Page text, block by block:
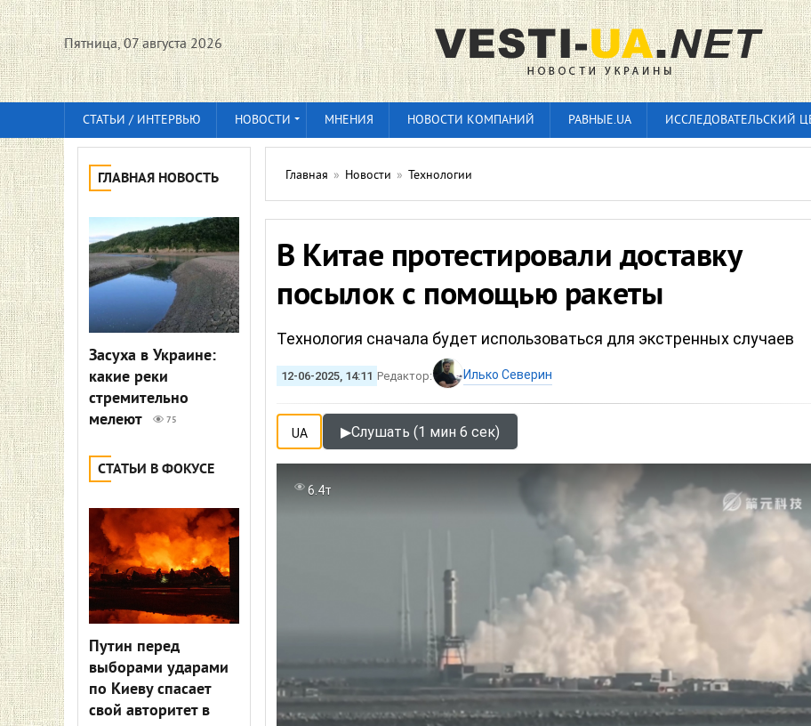
Пятница, 07 августа 2026
СТАТЬИ / ИНТЕРВЬЮ НОВОСТИ МНЕНИЯ НОВОСТИ КОМПАНИЙ РАВНЫЕ.UA ИССЛЕДОВАТЕЛЬСКИЙ
ГЛАВНАЯ НОВОСТЬ
Засуха в Украине:
какие реки
стремительно
мелеют
75
СТАТЬИ В ФОКУСЕ
Путин перед
выборами ударами
по Киеву спасает
свой авторитет в
Главная » Новости » Технологии
В Китае протестировали доставку
посылок с помощью ракеты
Технология сначала будет использоваться для экстренных случаев
12-06-2025, 14:11 Редактор: Илько Северин
UA ▶Слушать (1 мин 6 сек)
6.4т